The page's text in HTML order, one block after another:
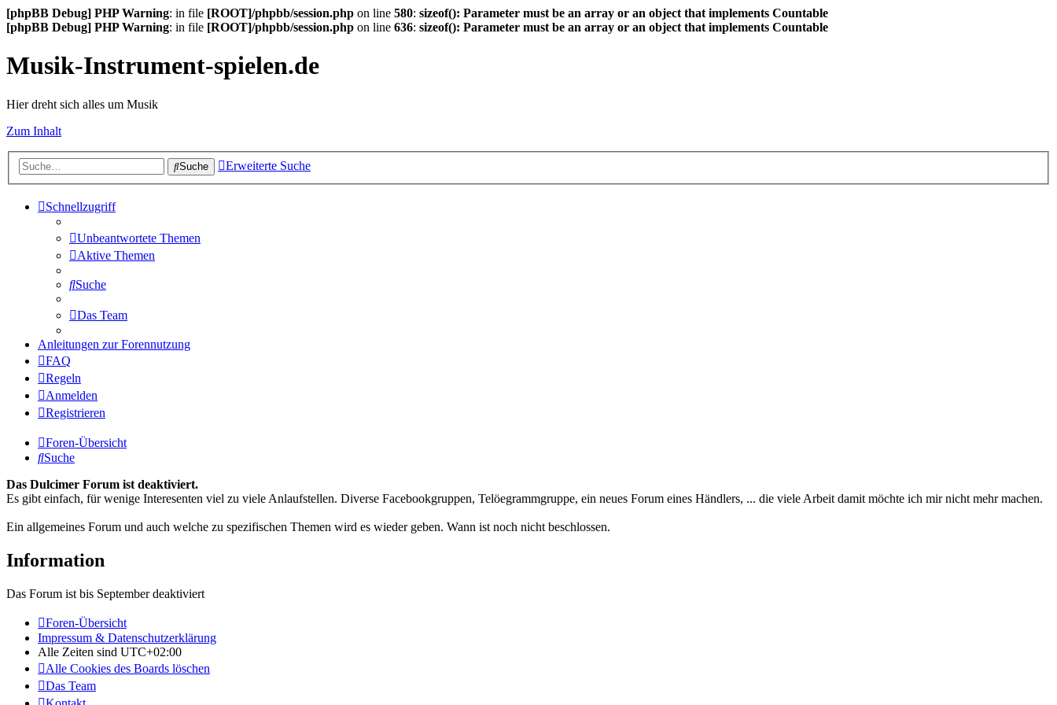
[phpBB Debug] PHP Warning: in file [ROOT]/phpbb/session.php on line 580: sizeof(): Parameter must be an array or an object that implements Countable
[phpBB Debug] PHP Warning: in file [ROOT]/phpbb/session.php on line 636: sizeof(): Parameter must be an array or an object that implements Countable
Musik-Instrument-spielen.de
Hier dreht sich alles um Musik
Zum Inhalt
Suche Erweiterte Suche
Schnellzugriff
Unbeantwortete Themen
Aktive Themen
Suche
Das Team
Anleitungen zur Forennutzung
FAQ
Regeln
Anmelden
Registrieren
Foren-Übersicht
Suche
Das Dulcimer Forum ist deaktiviert.
Es gibt einfach, für wenige Interesenten viel zu viele Anlaufstellen. Diverse Facebookgruppen, Telöegrammgruppe, ein neues Forum eines Händlers, ... die viele Arbeit damit möchte ich mir nicht mehr machen.
Ein allgemeines Forum und auch welche zu spezifischen Themen wird es wieder geben. Wann ist noch nicht beschlossen.
Information
Das Forum ist bis September deaktiviert
Foren-Übersicht
Impressum & Datenschutzerklärung
Alle Zeiten sind UTC+02:00
Alle Cookies des Boards löschen
Das Team